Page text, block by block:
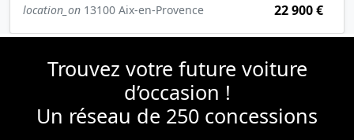
location_on 13100 Aix-en-Provence 22 900 €
Trouvez votre future voiture
d’occasion !
Un réseau de 250 concessions